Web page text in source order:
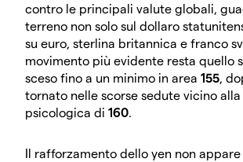
contro le principali valute globali,
terreno non solo sul dollaro
su euro, sterlina britannica e franco
movimento più evidente resta quello
sceso fino a un minimo in area 155,
tornato nelle scorse sedute vicino alla
psicologica di 160.
Il rafforzamento dello yen non appare